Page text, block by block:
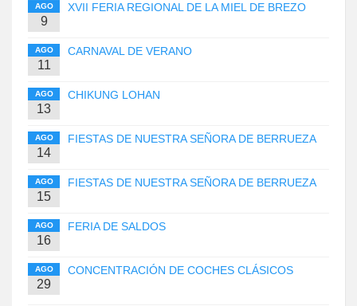
AGO
9
XVII FERIA REGIONAL DE LA MIEL DE BREZO
AGO
11
CARNAVAL DE VERANO
AGO
13
CHIKUNG LOHAN
AGO
14
FIESTAS DE NUESTRA SEÑORA DE BERRUEZA
AGO
15
FIESTAS DE NUESTRA SEÑORA DE BERRUEZA
AGO
16
FERIA DE SALDOS
AGO
29
CONCENTRACIÓN DE COCHES CLÁSICOS